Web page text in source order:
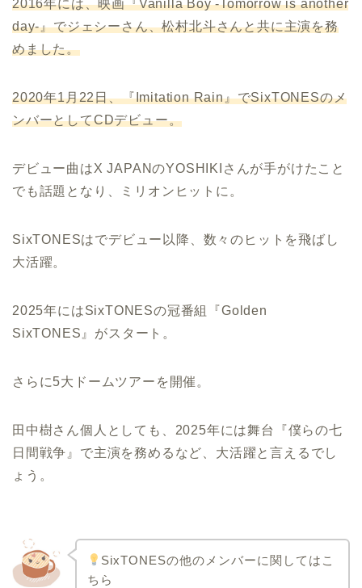
2016年には、映画『Vanilla Boy -Tomorrow is another
day-』でジェシーさん、松村北斗さんと共に主演を務
めました。
2020年1月22日、『Imitation Rain』でSixTONESのメ
ンバーとしてCDデビュー。
デビュー曲はX JAPANのYOSHIKIさんが手がけたこと
でも話題となり、ミリオンヒットに。
SixTONESはでデビュー以降、数々のヒットを飛ばし
大活躍。
2025年にはSixTONESの冠番組『Golden
SixTONES』がスタート。
さらに5大ドームツアーを開催。
田中樹さん個人としても、2025年には舞台『僕らの七
日間戦争』で主演を務めるなど、大活躍と言えるでし
ょう。
SixTONESの他のメンバーに関してはこ
ちら